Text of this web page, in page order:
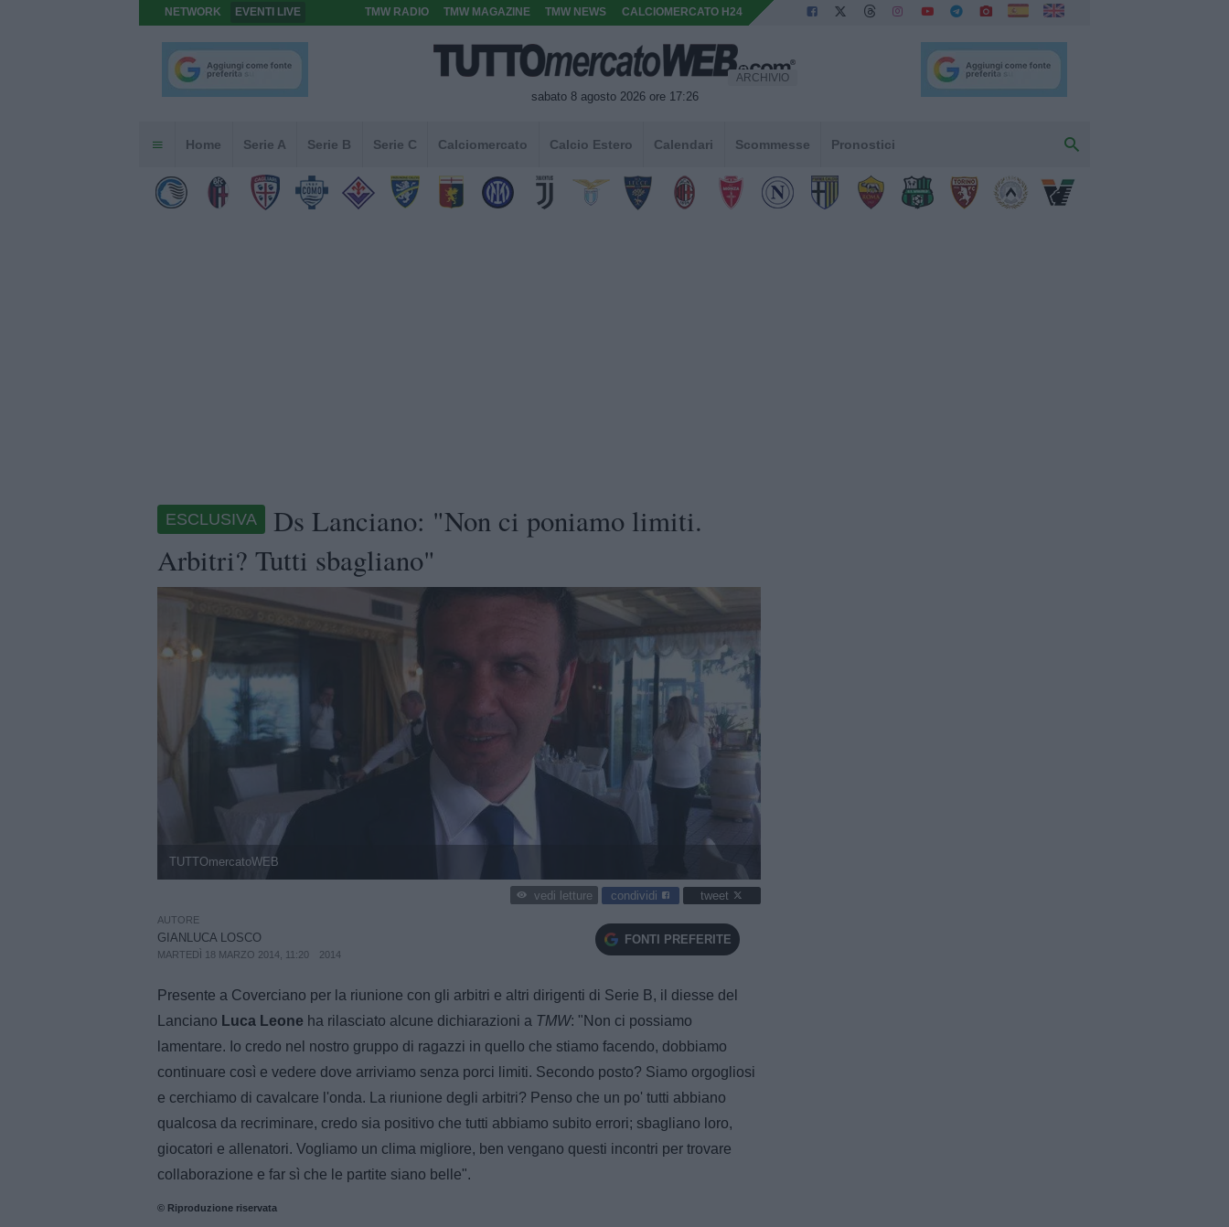
NETWORK EVENTI LIVE TMW RADIO TMW MAGAZINE TMW NEWS CALCIOMERCATO H24
sabato 8 agosto 2026 ore 17:26
ARCHIVIO
Home Serie A Serie B Serie C Calciomercato Calcio Estero Calendari Scommesse Pronostici
ESCLUSIVA
Ds Lanciano: "Non ci poniamo limiti.
Arbitri? Tutti sbagliano"
TUTTOmercatoWEB
vedi letture condividi tweet
AUTORE
GIANLUCA LOSCO
MARTEDÌ 18 MARZO 2014, 11:20 2014
FONTI PREFERITE
Presente a Coverciano per la riunione con gli arbitri e altri dirigenti di Serie B, il diesse del
Lanciano Luca Leone ha rilasciato alcune dichiarazioni a TMW: "Non ci possiamo
lamentare. Io credo nel nostro gruppo di ragazzi in quello che stiamo facendo, dobbiamo
continuare così e vedere dove arriviamo senza porci limiti. Secondo posto? Siamo orgogliosi
e cerchiamo di cavalcare l'onda. La riunione degli arbitri? Penso che un po' tutti abbiano
qualcosa da recriminare, credo sia positivo che tutti abbiamo subito errori; sbagliano loro,
giocatori e allenatori. Vogliamo un clima migliore, ben vengano questi incontri per trovare
collaborazione e far sì che le partite siano belle".
© Riproduzione riservata